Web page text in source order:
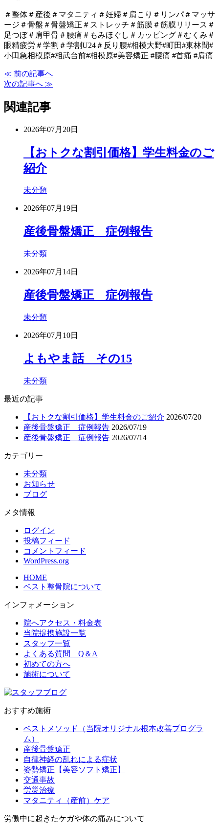
＃整体＃産後＃マタニティ＃妊婦＃肩こり＃リンパ＃マッサ
ージ＃骨盤＃骨盤矯正＃ストレッチ＃筋膜＃筋膜リリース＃
足つぼ＃肩甲骨＃腰痛＃もみほぐし＃カッピング＃むくみ＃
眼精疲労＃学割＃学割U24＃反り腰#相模大野#町田#東林間#
小田急相模原#相武台前#相模原#美容矯正 #腰痛 #首痛 #肩痛
≪ 前の記事へ
次の記事へ ≫
関連記事
2026年07月20日
【おトクな割引価格】学生料金のご
紹介
未分類
2026年07月19日
産後骨盤矯正 症例報告
未分類
2026年07月14日
産後骨盤矯正 症例報告
未分類
2026年07月10日
よもやま話 その15
未分類
最近の記事
【おトクな割引価格】学生料金のご紹介 2026/07/20
産後骨盤矯正 症例報告 2026/07/19
産後骨盤矯正 症例報告 2026/07/14
カテゴリー
未分類
お知らせ
ブログ
メタ情報
ログイン
投稿フィード
コメントフィード
WordPress.org
HOME
ベスト整骨院について
インフォメーション
院へアクセス・料金表
当院提携施設一覧
スタッフ一覧
よくある質問 Q＆A
初めての方へ
施術について
おすすめ施術
ベストメソッド（当院オリジナル根本改善プログラ
ム）
産後骨盤矯正
自律神経の乱れによる症状
姿勢矯正【美容ソフト矯正】
交通事故
労災治療
マタニティ（産前）ケア
労働中に起きたケガや体の痛みについて